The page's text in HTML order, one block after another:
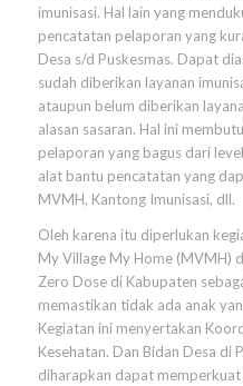
imunisasi. Hal lain yang
pencatatan pelaporan yang
Desa s/d Puskesmas. Dapat
sudah diberikan layanan
ataupun belum diberikan
alasan sasaran. Hal ini
pelaporan yang bagus dari
alat bantu pencatatan yang
MVMH, Kantong Imunisasi, dll.
Oleh karena itu diperlukan
My Village My Home (MVMH)
Zero Dose di Kabupaten
memastikan tidak ada anak
Kegiatan ini menyertakan
Kesehatan. Dan Bidan Desa di
diharapkan dapat